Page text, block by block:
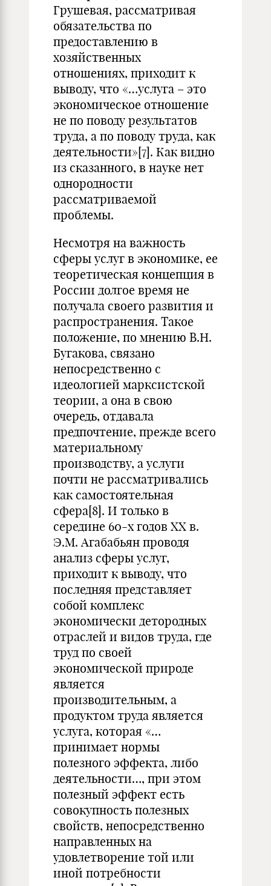
Грушевая, рассматривая
обязательства по
предоставлению в
хозяйственных
отношениях, приходит к
выводу, что «…услуга – это
экономическое отношение
не по поводу результатов
труда, а по поводу труда, как
деятельности»[7]. Как видно
из сказанного, в науке нет
однородности
рассматриваемой
проблемы.
Несмотря на важность
сферы услуг в экономике, ее
теоретическая концепция в
России долгое время не
получала своего развития и
распространения. Такое
положение, по мнению В.Н.
Бугакова, связано
непосредственно с
идеологией марксистской
теории, а она в свою
очередь, отдавала
предпочтение, прежде всего
материальному
производству, а услуги
почти не рассматривались
как самостоятельная
сфера[8]. И только в
середине 60-х годов XX в.
Э.М. Агабабьян проводя
анализ сферы услуг,
приходит к выводу, что
последняя представляет
собой комплекс
экономически детородных
отраслей и видов труда, где
труд по своей
экономической природе
является
производительным, а
продуктом труда является
услуга, которая «…
принимает нормы
полезного эффекта, либо
деятельности…, при этом
полезный эффект есть
совокупность полезных
свойств, непосредственно
направленных на
удовлетворение той или
иной потребности